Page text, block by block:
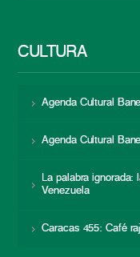
CULTURA
Agenda Cultural
Agenda Cultural
La palabra
Venezuela
Caracas 455: Café